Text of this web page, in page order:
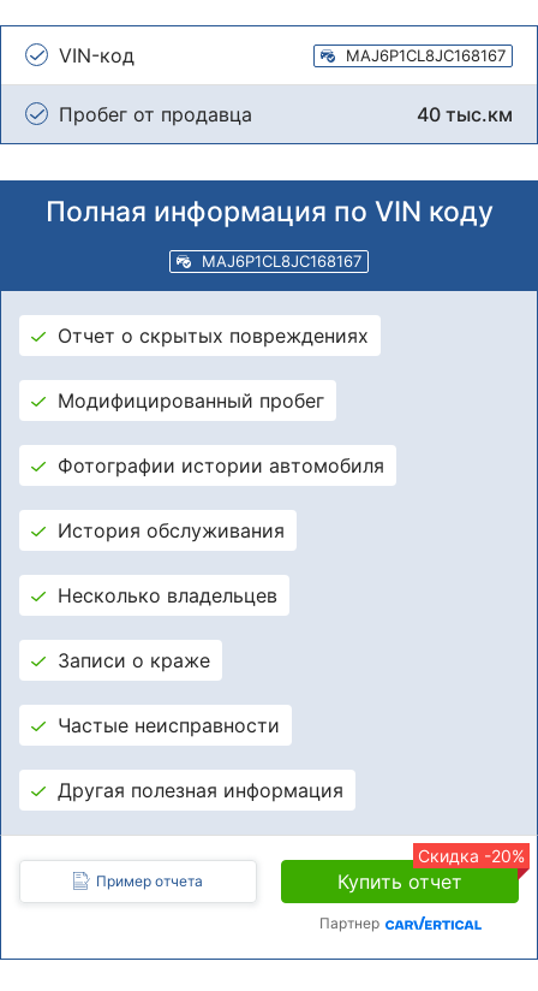
VIN-код MAJ6P1CL8JC168167
Пробег от продавца 40 тыс.км
Полная информация по VIN коду
MAJ6P1CL8JC168167
Отчет о скрытых повреждениях
Модифицированный пробег
Фотографии истории автомобиля
История обслуживания
Несколько владельцев
Записи о краже
Частые неисправности
Другая полезная информация
Пример отчета
Скидка -20%
Купить отчет
Партнер